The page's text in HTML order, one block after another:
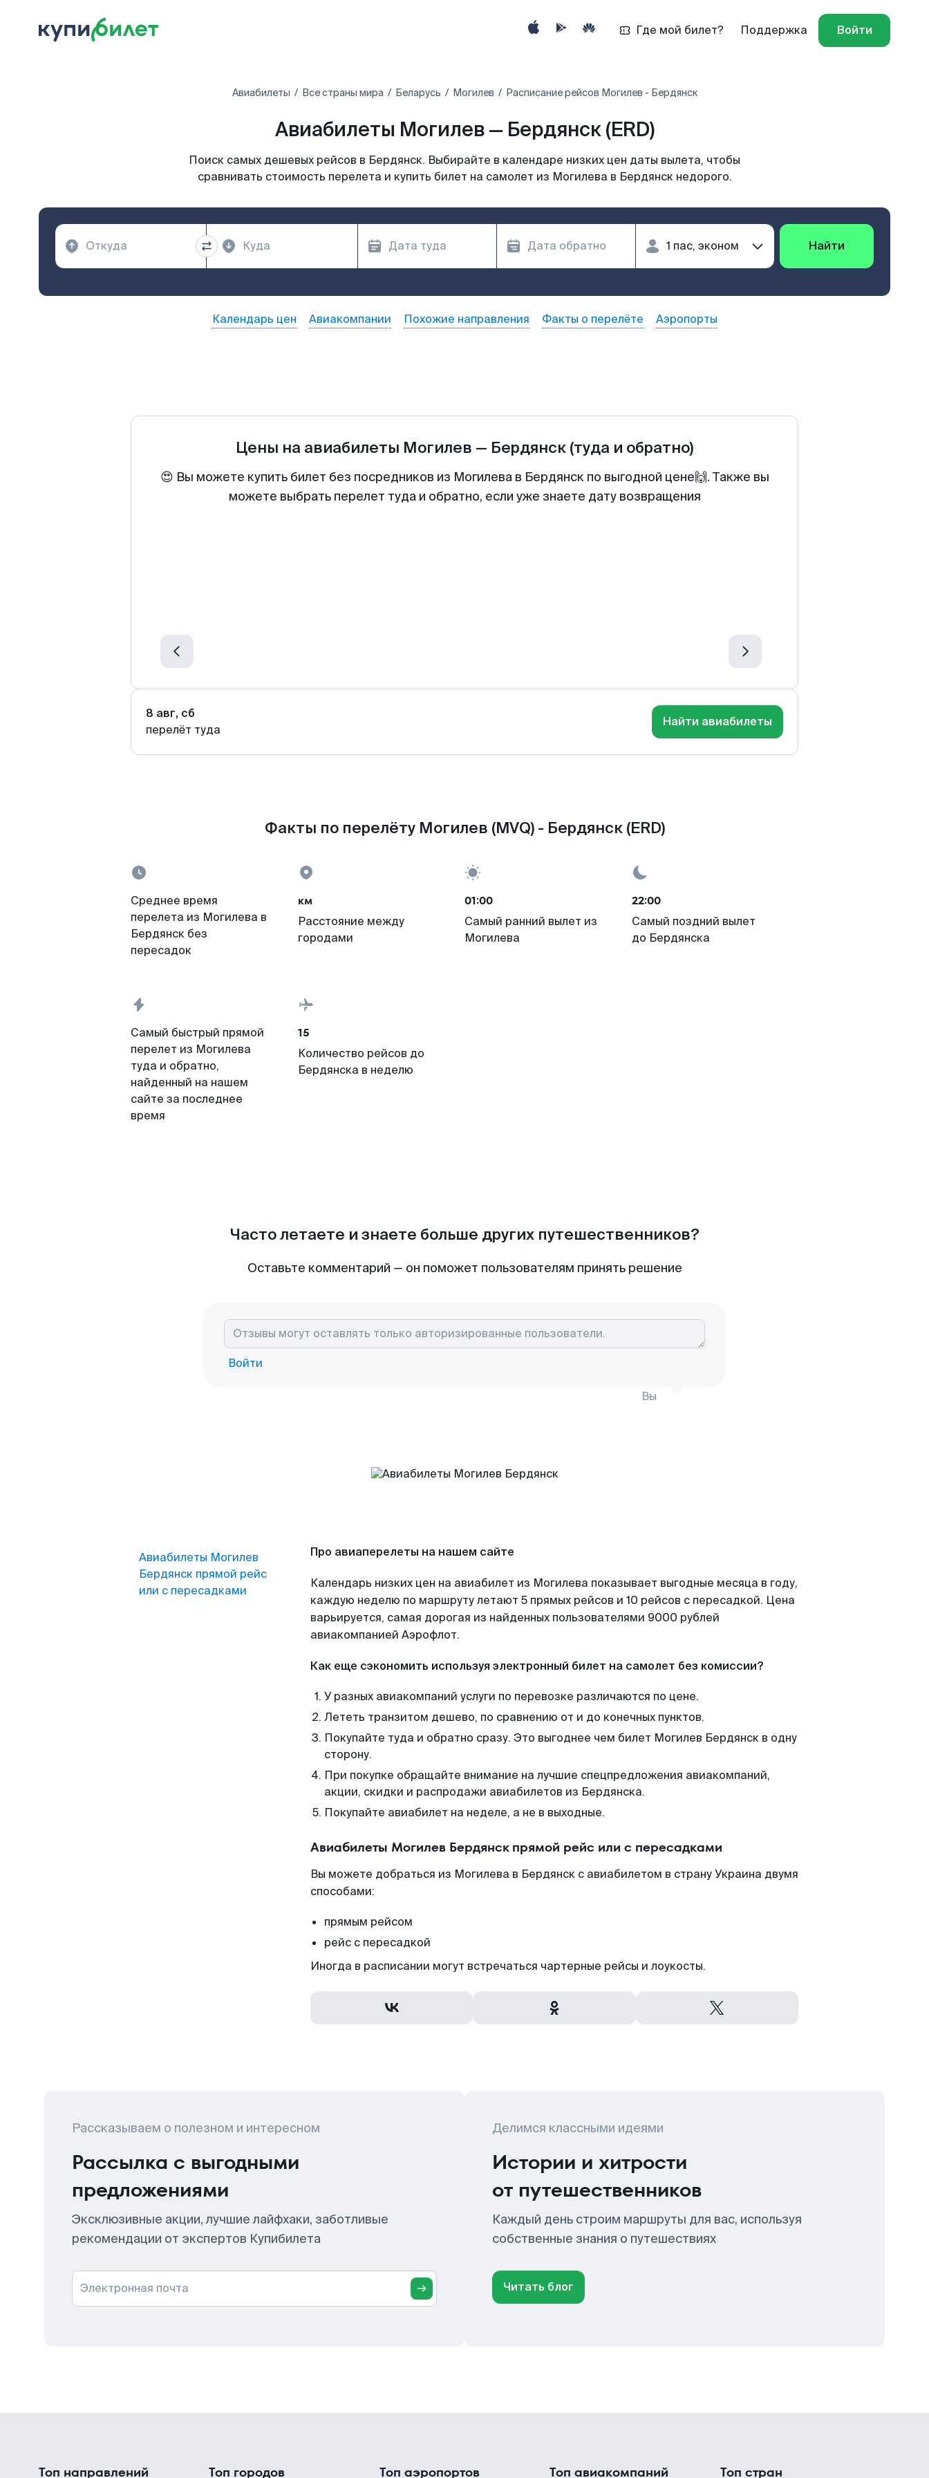
Где мой билет? Поддержка Войти
Авиабилеты Все страны мира Беларусь Могилев Расписание рейсов Могилев - Бердянск
Авиабилеты Могилев — Бердянск (ERD)
Поиск самых дешевых рейсов в Бердянск. Выбирайте в календаре низких цен даты вылета, чтобы
сравнивать стоимость перелета и купить билет на самолет из Могилева в Бердянск недорого.
Найти
Календарь цен Авиакомпании Похожие направления Факты о перелёте Аэропорты
Цены на авиабилеты Могилев — Бердянск (туда и обратно)
😍 Вы можете купить билет без посредников из Могилева в Бердянск по выгодной цене🙌. Также вы
можете выбрать перелет туда и обратно, если уже знаете дату возвращения
8 авг, сб
перелёт туда
Найти авиабилеты
Факты по перелёту Могилев (MVQ) - Бердянск (ERD)
Среднее время
перелета из Могилева в
Бердянск без
пересадок
км
Расстояние между
городами
01:00
Самый ранний вылет из
Могилева
22:00
Самый поздний вылет
до Бердянска
Самый быстрый прямой
перелет из Могилева
туда и обратно,
найденный на нашем
сайте за последнее
время
15
Количество рейсов до
Бердянска в неделю
Часто летаете и знаете больше других путешественников?
Оставьте комментарий — он поможет пользователям принять решение
Войти
Вы
Авиабилеты Могилев
Бердянск прямой рейс
или с пересадками
Про авиаперелеты на нашем сайте
Календарь низких цен на авиабилет из Могилева показывает выгодные месяца в году,
каждую неделю по маршруту летают 5 прямых рейсов и 10 рейсов с пересадкой. Цена
варьируется, самая дорогая из найденных пользователями 9000 рублей
авиакомпанией Аэрофлот.
Как еще сэкономить используя электронный билет на самолет без комиссии?
У разных авиакомпаний услуги по перевозке различаются по цене.
Лететь транзитом дешево, по сравнению от и до конечных пунктов.
Покупайте туда и обратно сразу. Это выгоднее чем билет Могилев Бердянск в одну
сторону.
При покупке обращайте внимание на лучшие спецпредложения авиакомпаний,
акции, скидки и распродажи авиабилетов из Бердянска.
Покупайте авиабилет на неделе, а не в выходные.
Авиабилеты Могилев Бердянск прямой рейс или с пересадками
Вы можете добраться из Могилева в Бердянск с авиабилетом в страну Украина двумя
способами:
прямым рейсом
рейс с пересадкой
Иногда в расписании могут встречаться чартерные рейсы и лоукосты.
Рассказываем о полезном и интересном
Рассылка с выгодными
предложениями
Эксклюзивные акции, лучшие лайфхаки, заботливые
рекомендации от экспертов Купибилета
Электронная почта
Делимся классными идеями
Истории и хитрости
от путешественников
Каждый день строим маршруты для вас, используя
собственные знания о путешествиях
Читать блог
Топ направлений Топ городов Топ аэропортов Топ авиакомпаний Топ стран